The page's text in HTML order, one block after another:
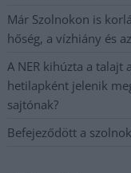
Már Szolnokon is
hőség, a vízhiány és
A NER kihúzta a
hetilapként jelenik
sajtónak?
Befejeződött a